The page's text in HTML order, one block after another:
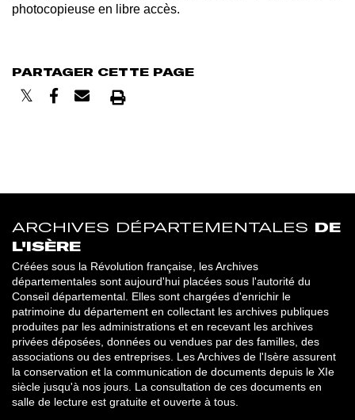
photocopieuse en libre accès.
PARTAGER CETTE PAGE
Imprimer
ARCHIVES DÉPARTEMENTALES DE
L'ISÈRE
Créées sous la Révolution française, les Archives
départementales sont aujourd'hui placées sous l'autorité du
Conseil départemental. Elles sont chargées d'enrichir le
patrimoine du département en collectant les archives publiques
produites par les administrations et en recevant les archives
privées déposées, données ou vendues par des familles, des
associations ou des entreprises. Les Archives de l'Isère assurent
la conservation et la communication de documents depuis le XIe
siècle jusqu'à nos jours. La consultation de ces documents en
salle de lecture est gratuite et ouverte à tous.